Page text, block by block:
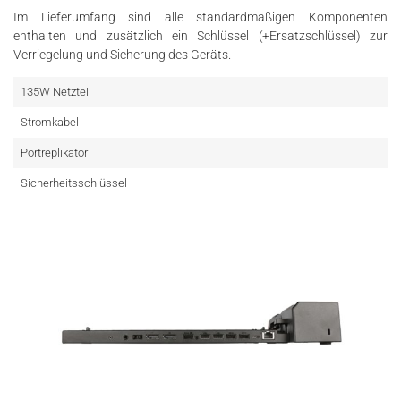
Im Lieferumfang sind alle standardmäßigen Komponenten
enthalten und zusätzlich ein Schlüssel (+Ersatzschlüssel) zur
Verriegelung und Sicherung des Geräts.
135W Netzteil
Stromkabel
Portreplikator
Sicherheitsschlüssel